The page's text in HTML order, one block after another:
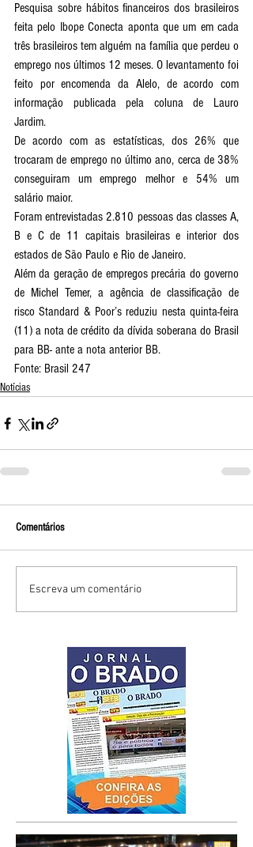
Pesquisa sobre hábitos financeiros dos brasileiros
feita pelo Ibope Conecta aponta que um em cada
três brasileiros tem alguém na família que perdeu o
emprego nos últimos 12 meses. O levantamento foi
feito por encomenda da Alelo, de acordo com
informação publicada pela coluna de Lauro
Jardim.
De acordo com as estatísticas, dos 26% que
trocaram de emprego no último ano, cerca de 38%
conseguiram um emprego melhor e 54% um
salário maior.
Foram entrevistadas 2.810 pessoas das classes A,
B e C de 11 capitais brasileiras e interior dos
estados de São Paulo e Rio de Janeiro.
Além da geração de empregos precária do governo
de Michel Temer, a agência de classificação de
risco Standard & Poor’s reduziu nesta quinta-feira
(11) a nota de crédito da dívida soberana do Brasil
para BB- ante a nota anterior BB.
Fonte: Brasil 247
Notícias
Comentários
Escreva um comentário